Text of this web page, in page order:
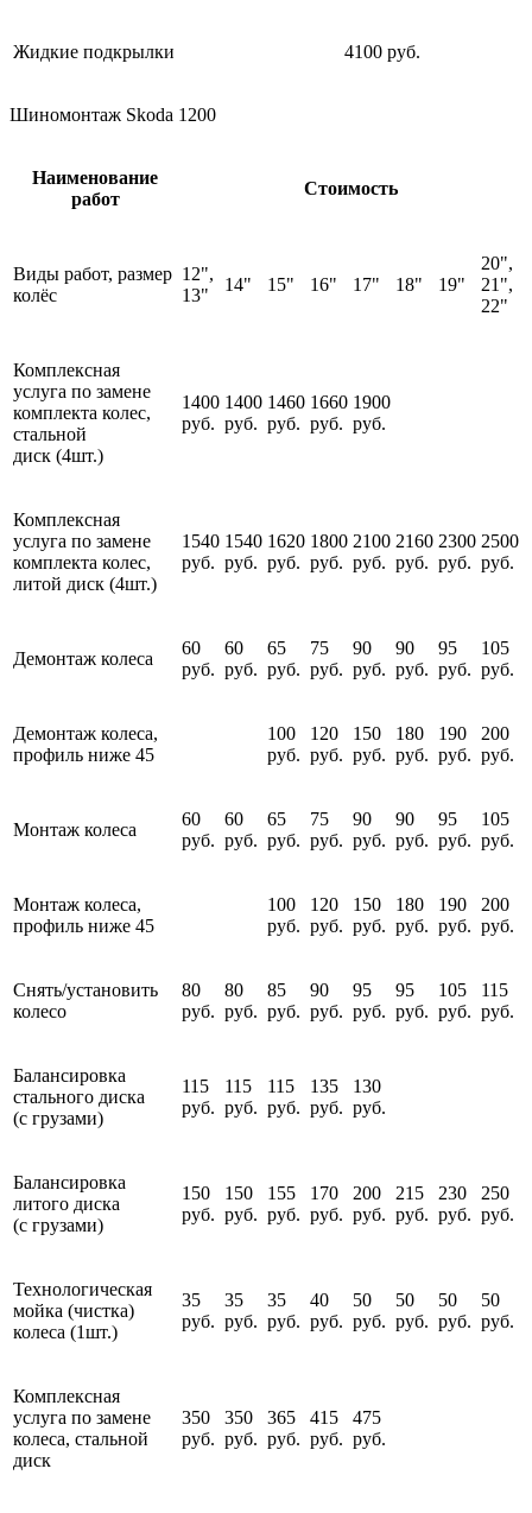
Жидкие подкрылки 4100 руб.
Шиномонтаж Skoda 1200
Наименование
работ
Стоимость
Виды работ, размер
колёс
12",
13"
14" 15" 16" 17" 18" 19"
20",
21",
22"
Комплексная
услуга по замене
комплекта колес,
стальной
диск (4шт.)
1400
руб.
1400
руб.
1460
руб.
1660
руб.
1900
руб.
Комплексная
услуга по замене
комплекта колес,
литой диск (4шт.)
1540
руб.
1540
руб.
1620
руб.
1800
руб.
2100
руб.
2160
руб.
2300
руб.
2500
руб.
Демонтаж колеса
60
руб.
60
руб.
65
руб.
75
руб.
90
руб.
90
руб.
95
руб.
105
руб.
Демонтаж колеса,
профиль ниже 45
100
руб.
120
руб.
150
руб.
180
руб.
190
руб.
200
руб.
Монтаж колеса
60
руб.
60
руб.
65
руб.
75
руб.
90
руб.
90
руб.
95
руб.
105
руб.
Монтаж колеса,
профиль ниже 45
100
руб.
120
руб.
150
руб.
180
руб.
190
руб.
200
руб.
Снять/установить
колесо
80
руб.
80
руб.
85
руб.
90
руб.
95
руб.
95
руб.
105
руб.
115
руб.
Балансировка
стального диска
(с грузами)
115
руб.
115
руб.
115
руб.
135
руб.
130
руб.
Балансировка
литого диска
(с грузами)
150
руб.
150
руб.
155
руб.
170
руб.
200
руб.
215
руб.
230
руб.
250
руб.
Технологическая
мойка (чистка)
колеса (1шт.)
35
руб.
35
руб.
35
руб.
40
руб.
50
руб.
50
руб.
50
руб.
50
руб.
Комплексная
услуга по замене
колеса, стальной
диск
350
руб.
350
руб.
365
руб.
415
руб.
475
руб.